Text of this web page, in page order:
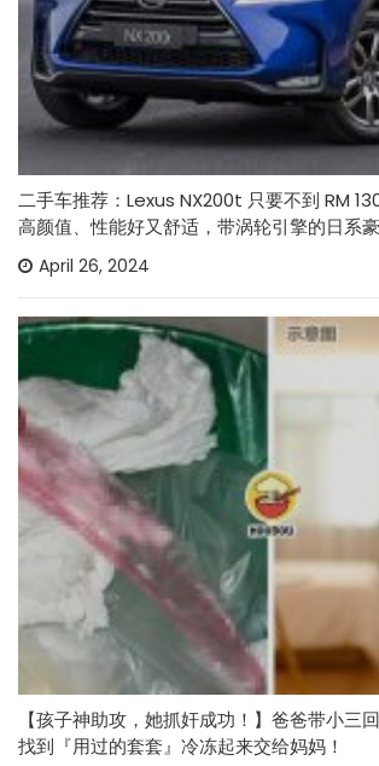
二手车推荐：Lexus NX200t 只要不到 RM
高颜值、性能好又舒适，带涡轮引擎的日系豪
April 26, 2024
【孩子神助攻，她抓奸成功！】爸爸带小三
找到『用过的套套』冷冻起来交给妈妈！